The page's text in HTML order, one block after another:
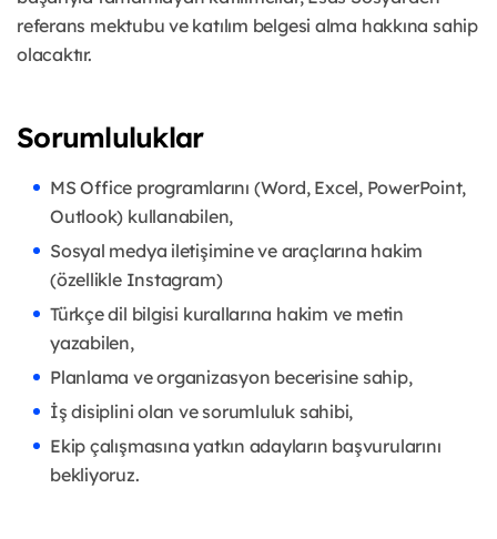
referans mektubu ve katılım belgesi alma hakkına sahip
olacaktır.
Sorumluluklar
MS Office programlarını (Word, Excel, PowerPoint,
Outlook) kullanabilen,
Sosyal medya iletişimine ve araçlarına hakim
(özellikle Instagram)
Türkçe dil bilgisi kurallarına hakim ve metin
yazabilen,
Planlama ve organizasyon becerisine sahip,
İş disiplini olan ve sorumluluk sahibi,
Ekip çalışmasına yatkın adayların başvurularını
bekliyoruz.